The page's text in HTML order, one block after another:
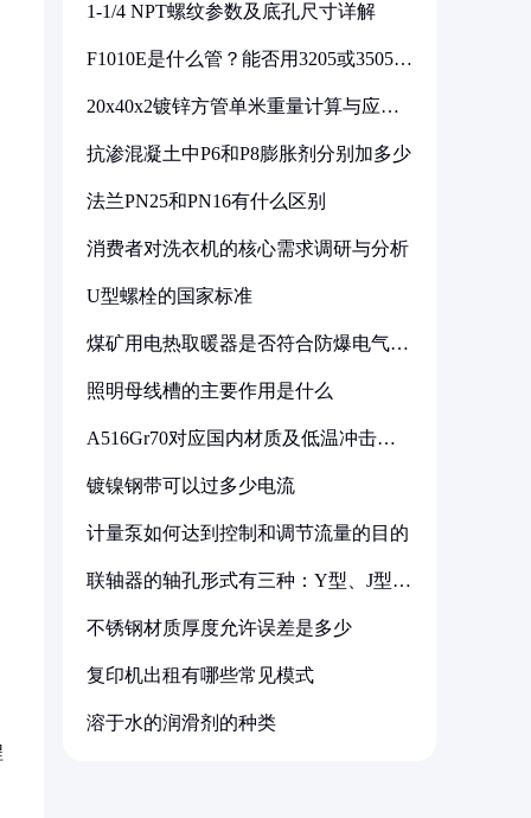
1-1/4 NPT螺纹参数及底孔尺寸详解
F1010E是什么管？能否用3205或3505代
20x40x2镀锌方管单米重量计算与应用
抗渗混凝土中P6和P8膨胀剂分别加多少
法兰PN25和PN16有什么区别
消费者对洗衣机的核心需求调研与分析
U型螺栓的国家标准
煤矿用电热取暖器是否符合防爆电气设
照明母线槽的主要作用是什么
A516Gr70对应国内材质及低温冲击要
镀镍钢带可以过多少电流
计量泵如何达到控制和调节流量的目的
联轴器的轴孔形式有三种：Y型、J型、
不锈钢材质厚度允许误差是多少
复印机出租有哪些常见模式
溶于水的润滑剂的种类